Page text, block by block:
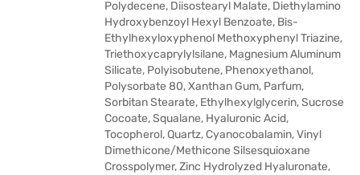
Polydecene, Diisostearyl Malate, Diethylamino
Hydroxybenzoyl Hexyl Benzoate, Bis-
Ethylhexyloxyphenol Methoxyphenyl Triazine,
Triethoxycaprylylsilane, Magnesium Aluminum
Silicate, Polyisobutene, Phenoxyethanol,
Polysorbate 80, Xanthan Gum, Parfum,
Sorbitan Stearate, Ethylhexylglycerin, Sucrose
Cocoate, Squalane, Hyaluronic Acid,
Tocopherol, Quartz, Cyanocobalamin, Vinyl
Dimethicone/Methicone Silsesquioxane
Crosspolymer, Zinc Hydrolyzed Hyaluronate,